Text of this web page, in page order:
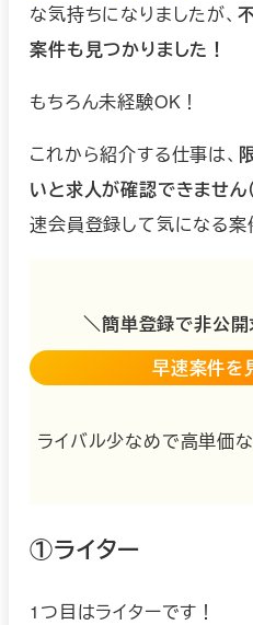
な気持ちになりましたが、
案件も見つかりました！
もちろん未経験OK！
これから紹介する仕事は、
いと求人が確認できません
速会員登録して気になる案
＼簡単登録で非公開
早速案件を
ライバル少なめで高単価
①ライター
1つ目はライターです！